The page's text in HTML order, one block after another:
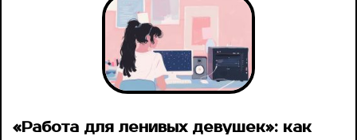
«Работа для ленивых девушек»: как